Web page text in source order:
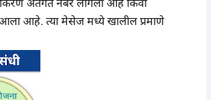
अंतर्गत नंबर लागला आहे किंवा
आहे. त्या मेसेज मध्ये खालील प्रमाणे